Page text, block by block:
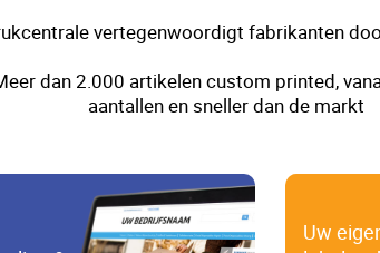
vertegenwoordigt fabrikanten
dan 2.000 artikelen custom printed,
aantallen en sneller dan de markt
Uw